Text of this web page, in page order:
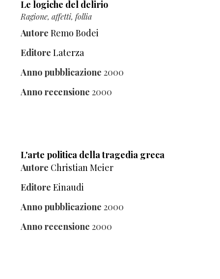
Le logiche del delirio
Ragione, affetti, follia
Autore Remo Bodei
Editore Laterza
Anno pubblicazione 2000
Anno recensione 2000
L'arte politica della tragedia greca
Autore Christian Meier
Editore Einaudi
Anno pubblicazione 2000
Anno recensione 2000